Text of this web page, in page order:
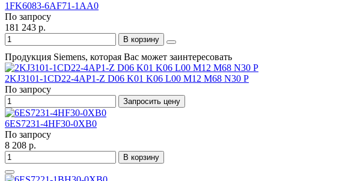
1FK6083-6AF71-1AA0
По запросу
181 243 р.
В корзину
Продукция Siemens, которая Вас может заинтересовать
2KJ3101-1CD22-4AP1-Z D06 K01 K06 L00 M12 M68 N30 P
По запросу
Запросить цену
6ES7231-4HF30-0XB0
По запросу
8 208 р.
В корзину